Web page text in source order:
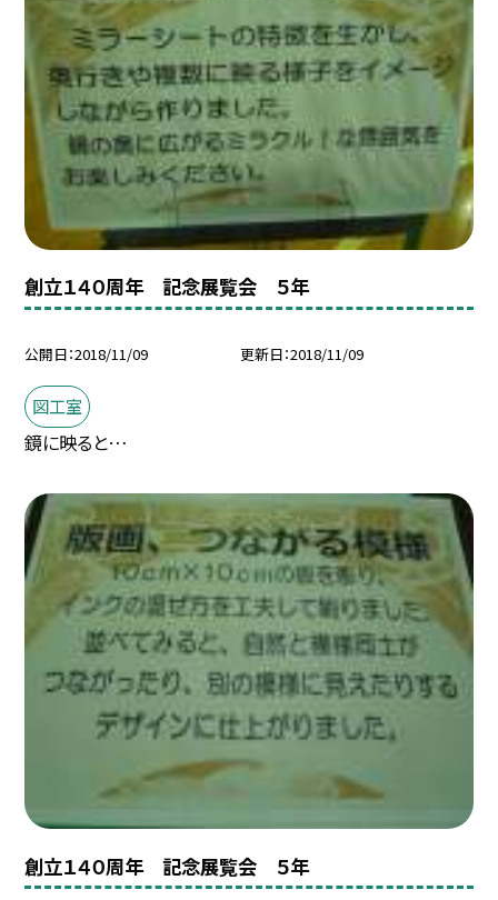
創立１４０周年 記念展覧会 ５年
公開日 2018/11/09 更新日 2018/11/09
図工室
鏡に映ると…
創立１４０周年 記念展覧会 ５年